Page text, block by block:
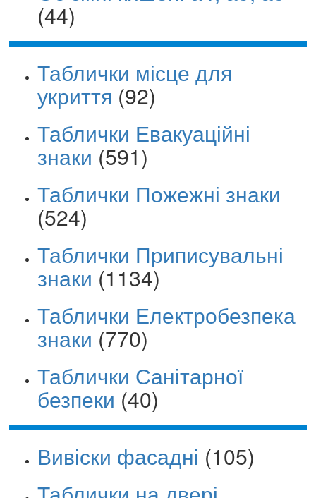
(44)
Таблички місце для
укриття (92)
Таблички Евакуаційні
знаки (591)
Таблички Пожежні знаки
(524)
Таблички Приписувальні
знаки (1134)
Таблички Електробезпека
знаки (770)
Таблички Санітарної
безпеки (40)
Вивіски фасадні (105)